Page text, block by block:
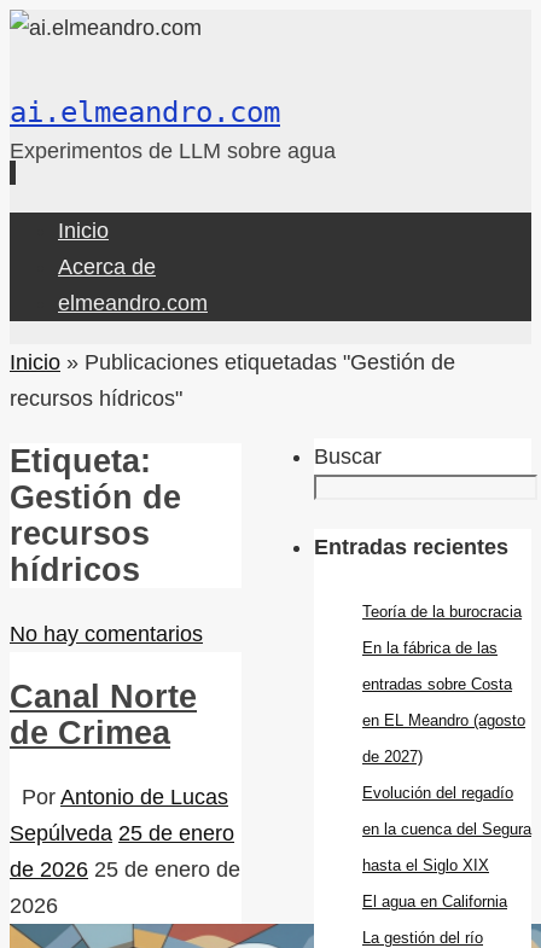
ai.elmeandro.com
Experimentos de LLM sobre agua
contenido
Inicio
Acerca de
elmeandro.com
Inicio » Publicaciones etiquetadas "Gestión de
recursos hídricos"
Etiqueta:
Gestión de
recursos
hídricos
No hay comentarios
Canal Norte
de Crimea
Por Antonio de Lucas
Sepúlveda 25 de enero
de 2026 25 de enero de
2026
Buscar
Entradas recientes
Teoría de la burocracia
En la fábrica de las
entradas sobre Costa
en EL Meandro (agosto
de 2027)
Evolución del regadío
en la cuenca del Segura
hasta el Siglo XIX
El agua en California
La gestión del río